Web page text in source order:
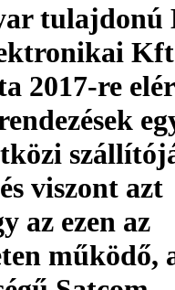
tulajdonú
2017-re
viszont azt
az ezen az
működő,